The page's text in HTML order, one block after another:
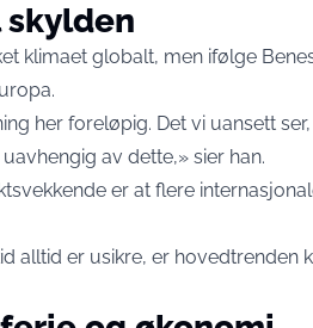
skylden
klimaet globalt, men ifølge
her foreløpig. Det vi uansett
av dette,» sier han.
er at flere
alltid er usikre, er hovedtrenden